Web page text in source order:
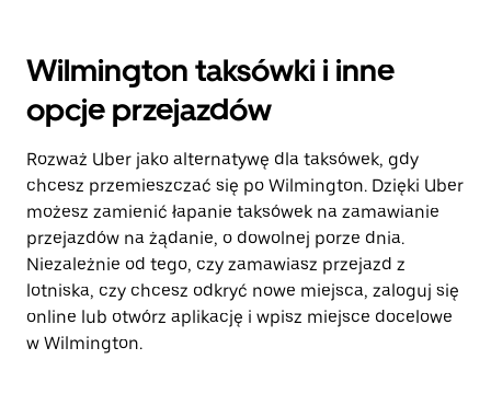
Wilmington taksówki i inne
opcje przejazdów
Rozważ Uber jako alternatywę dla taksówek, gdy
chcesz przemieszczać się po Wilmington. Dzięki Uber
możesz zamienić łapanie taksówek na zamawianie
przejazdów na żądanie, o dowolnej porze dnia.
Niezależnie od tego, czy zamawiasz przejazd z
lotniska, czy chcesz odkryć nowe miejsca, zaloguj się
online lub otwórz aplikację i wpisz miejsce docelowe
w Wilmington.